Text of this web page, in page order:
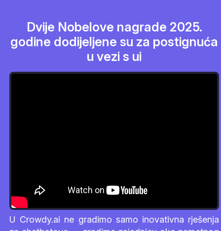
Dvije Nobelove nagrade 2025.
godine dodijeljene su za postignuća
u vezi s ui
U Crowdy.ai ne gradimo samo inovativna rješenja